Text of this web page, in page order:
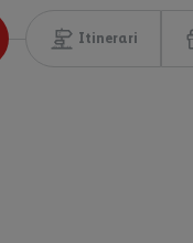
Itinerari